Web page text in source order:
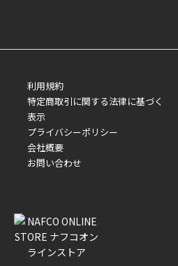
が使用できない場合がございま
(離島などの場合、例外もあります)
ついては、その他商品との購入に
。また発送日についても、通常と
商品の説明ページをご確認くださ
場合
される店舗在庫を使用してご準備
在庫がない場合は店舗よりお取り
舗準備でのお渡しとなる為、商品
箱や納品書は付属しておりませ
ールにてご連絡させていただきま
利用規約
特定商取引に関する法律に基づく
表示
プライバシーポリシー
会社概要
お問い合わせ